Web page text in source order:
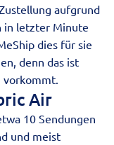
aufgrund
in letzter Minute
dies für sie
denn das ist
vorkommt.
Air
10 Sendungen
und meist